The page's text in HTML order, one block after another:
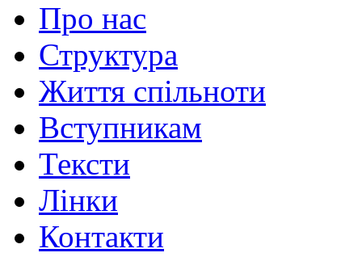
Про нас
Структура
Життя спільноти
Вступникам
Тексти
Лінки
Контакти